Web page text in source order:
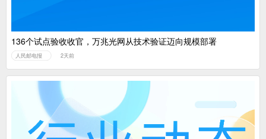
136个试点验收收官，万兆光网从技术验证迈向规模部署
人民邮电报 2天前